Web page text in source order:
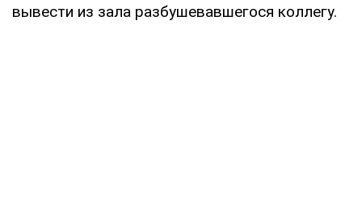
вывести из зала разбушевавшегося коллегу.